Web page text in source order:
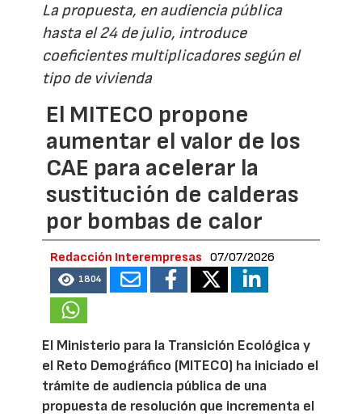
La propuesta, en audiencia pública
hasta el 24 de julio, introduce
coeficientes multiplicadores según el
tipo de vivienda
El MITECO propone
aumentar el valor de los
CAE para acelerar la
sustitución de calderas
por bombas de calor
Redacción Interempresas 07/07/2026
1804
El Ministerio para la Transición Ecológica y
el Reto Demográfico (MITECO) ha iniciado el
trámite de audiencia pública de una
propuesta de resolución que incrementa el